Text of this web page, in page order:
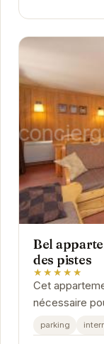
Bel
des pistes
★★★★★
Cet
nécessaire
Alpes. Sa
ski...
parking